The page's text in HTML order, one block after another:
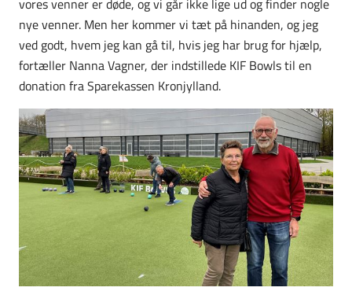
vores venner er døde, og vi går ikke lige ud og finder nogle
nye venner. Men her kommer vi tæt på hinanden, og jeg
ved godt, hvem jeg kan gå til, hvis jeg har brug for hjælp,
fortæller Nanna Vagner, der indstillede KIF Bowls til en
donation fra Sparekassen Kronjylland.